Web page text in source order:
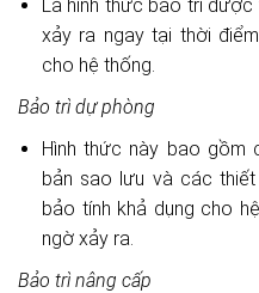
Là hình thức bảo trì
xảy ra ngay tại thời
cho hệ thống.
Bảo trì dự phòng
Hình thức này bao
bản sao lưu và các
bảo tính khả dụng cho
ngờ xảy ra.
Bảo trì nâng cấp